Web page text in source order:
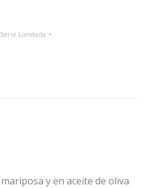
Serie Limitada
y en aceite de oliva